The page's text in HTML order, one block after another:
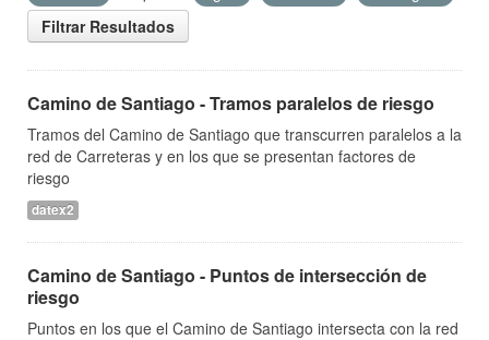
Filtrar Resultados
Camino de Santiago - Tramos paralelos de riesgo
Tramos del Camino de Santiago que transcurren paralelos a la
red de Carreteras y en los que se presentan factores de
riesgo
datex2
Camino de Santiago - Puntos de intersección de
riesgo
Puntos en los que el Camino de Santiago intersecta con la red